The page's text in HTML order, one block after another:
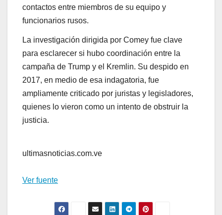
contactos entre miembros de su equipo y
funcionarios rusos.
La investigación dirigida por Comey fue clave
para esclarecer si hubo coordinación entre la
campaña de Trump y el Kremlin. Su despido en
2017, en medio de esa indagatoria, fue
ampliamente criticado por juristas y legisladores,
quienes lo vieron como un intento de obstruir la
justicia.
ultimasnoticias.com.ve
Ver fuente